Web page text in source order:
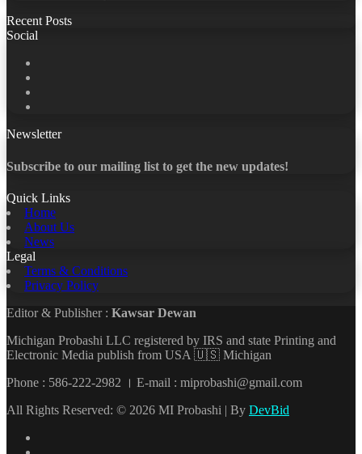
Recent Posts
Social
Newsletter
Subscribe to our mailing list to get the new updates!
Quick Links
Home
About Us
News
Legal
Terms & Conditions
Privacy Policy
Editor & Publisher : Kawsar Dewan
Michigan Probashi LLC registered by IRS and state Printing and
Electronic Media publish from USA 🇺🇸 Michigan
Phone : 586-222-2982 । E-mail : miprobashi@gmail.com
All Rights Reserved: © 2026 MI Probashi | By DevBid